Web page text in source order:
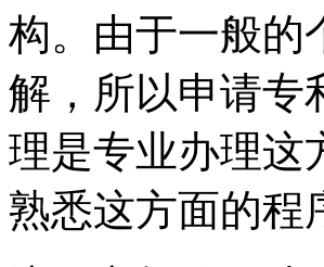
构。由于一般的
解，所以申请专
理是专业办理这
熟悉这方面的程